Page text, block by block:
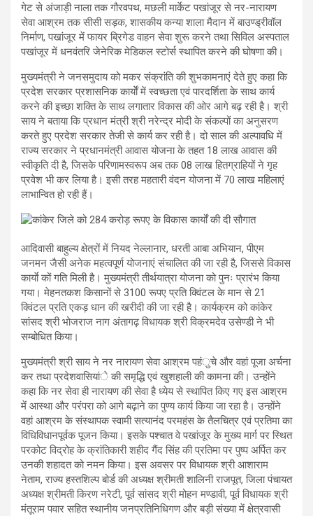
गेट से अंजाड़ी नाला तक गौरवपथ, मछली मार्केट पखांजूर से नर-नारायण
सेवा आश्रम तक सीसी सड़क, शासकीय कन्या शाला मैदान में बाउण्ड्रीवॉल
निर्माण, पखांजूर में फायर ब्रिगेड वाहन सेवा शुरू करने तथा सिविल अस्पताल
पखांजूर में धनवंतरि जेनेरिक मेडिकल स्टोर्स स्थापित करने की घोषणा की।
मुख्यमंत्री ने जनसमुदाय को मकर संक्रांति की शुभकामनाएं देते हुए कहा कि
प्रदेश सरकार प्रशासनिक कार्याेें में स्वच्छता एवं पारदर्शिता के साथ कार्य
करने की इच्छा शक्ति के साथ लगातार विकास की ओर आगे बढ़ रही है। श्री
साय ने बताया कि प्रधान मंत्री श्री नरेन्द्र मोदी के संकल्पों का अनुसरण
करते हुए प्रदेश सरकार तेजी से कार्य कर रही है। दो साल की अल्पावधि में
राज्य सरकार ने प्रधानमंत्री आवास योजना के तहत 18 लाख आवास की
स्वीकृति दी है, जिसके परिणामस्वरूप अब तक 08 लाख हितग्राहियों ने गृह
प्रवेश भी कर लिया है। इसी तरह महतारी वंदन योजना में 70 लाख महिलाएं
लाभान्वित हो रही हैं।
आदिवासी बाहुल्य क्षेत्रों में नियद नेल्लानार, धरती आबा अभियान, पीएम
जनमन जैसी अनेक महत्वपूर्ण योजनाएं संचालित की जा रही है, जिससे विकास
कार्याे कों गति मिली है। मुख्यमंत्री तीर्थयात्रा योजना को पुनः प्रारंभ किया
गया। मेहनतकश किसानों से 3100 रूपए प्रति क्विंटल के मान से 21
क्विंटल प्रति एकड़ धान की खरीदी की जा रही है। कार्यक्रम को कांकेर
सांसद श्री भोजराज नाग अंतागढ़ विधायक श्री विक्रमदेव उसेण्डी ने भी
सम्बोधित किया।
मुख्यमंत्री श्री साय ने नर नारायण सेवा आश्रम पहंुचे और वहां पूजा अर्चना
कर तथा प्रदेशवासियांे की समृद्धि एवं खुशहाली की कामना की। उन्होंने
कहा कि नर सेवा ही नारायण की सेवा है ध्येय से स्थापित किए गए इस आश्रम
में आस्था और परंपरा को आगे बढ़ाने का पुण्य कार्य किया जा रहा है। उन्होंने
वहां आश्रम के संस्थापक स्वामी सत्यानंद परमहंस के तैलचित्र एवं प्रतिमा का
विधिविधानपूर्वक पूजन किया। इसके पश्चात वे पखांजूर के मुख्य मार्ग पर स्थित
परकोट विद्रोह के क्रांतिकारी शहीद गैंद सिंह की प्रतिमा पर पुष्प अर्पित कर
उनकी शहादत को नमन किया। इस अवसर पर विधायक श्री आशाराम
नेताम, राज्य हस्तशिल्प बोर्ड की अध्यक्ष श्रीमती शालिनी राजपूत, जिला पंचायत
अध्यक्ष श्रीमती किरण नरेटी, पूर्व सांसद श्री मोहन मण्डावी, पूर्व विधायक श्री
मंतूराम पवार सहित स्थानीय जनप्रतिनिधिगण और बड़ी संख्या में क्षेत्रवासी